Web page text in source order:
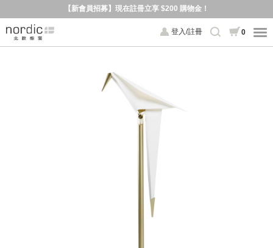
【新會員招募】現在註冊立享 $200 購物金！
登入/註冊 0